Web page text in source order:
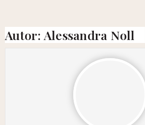
Autor: Alessandra Noll